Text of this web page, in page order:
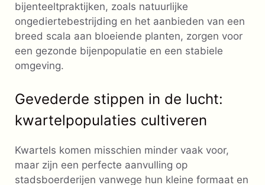
bijenteeltpraktijken, zoals natuurlijke
ongediertebestrijding en het aanbieden van een
breed scala aan bloeiende planten, zorgen voor
een gezonde bijenpopulatie en een stabiele
omgeving.
Gevederde stippen in de lucht:
kwartelpopulaties cultiveren
Kwartels komen misschien minder vaak voor,
maar zijn een perfecte aanvulling op
stadsboerderijen vanwege hun kleine formaat en